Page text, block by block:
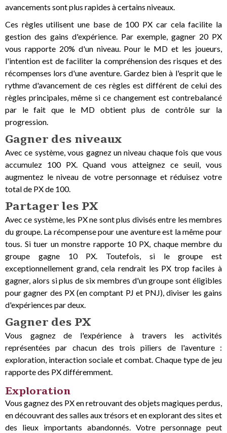
avancements sont plus rapides à certains niveaux.
Ces règles utilisent une base de 100 PX car cela facilite la
gestion des gains d'expérience. Par exemple, gagner 20 PX
vous rapporte 20% d'un niveau. Pour le MD et les joueurs,
l'intention est de faciliter la compréhension des risques et des
récompenses lors d'une aventure. Gardez bien à l'esprit que le
rythme d'avancement de ces règles est différent de celui des
règles principales, même si ce changement est contrebalancé
par le fait que le MD obtient plus de contrôle sur la
progression.
Gagner des niveaux
Avec ce système, vous gagnez un niveau chaque fois que vous
accumulez 100 PX. Quand vous atteignez ce seuil, vous
augmentez le niveau de votre personnage et réduisez votre
total de PX de 100.
Partager les PX
Avec ce système, les PX ne sont plus divisés entre les membres
du groupe. La récompense pour une aventure est la même pour
tous. Si tuer un monstre rapporte 10 PX, chaque membre du
groupe gagne 10 PX. Toutefois, si le groupe est
exceptionnellement grand, cela rendrait les PX trop faciles à
gagner, alors si plus de six membres d'un groupe sont éligibles
pour gagner des PX (en comptant PJ et PNJ), diviser les gains
d'expériences par deux.
Gagner des PX
Vous gagnez de l'expérience à travers les activités
représentées par chacun des trois piliers de l'aventure :
exploration, interaction sociale et combat. Chaque type de jeu
rapporte des PX différemment.
Exploration
Vous gagnez des PX en retrouvant des objets magiques perdus,
en découvrant des salles aux trésors et en explorant des sites et
des lieux importants abandonnés. Votre personnage peut